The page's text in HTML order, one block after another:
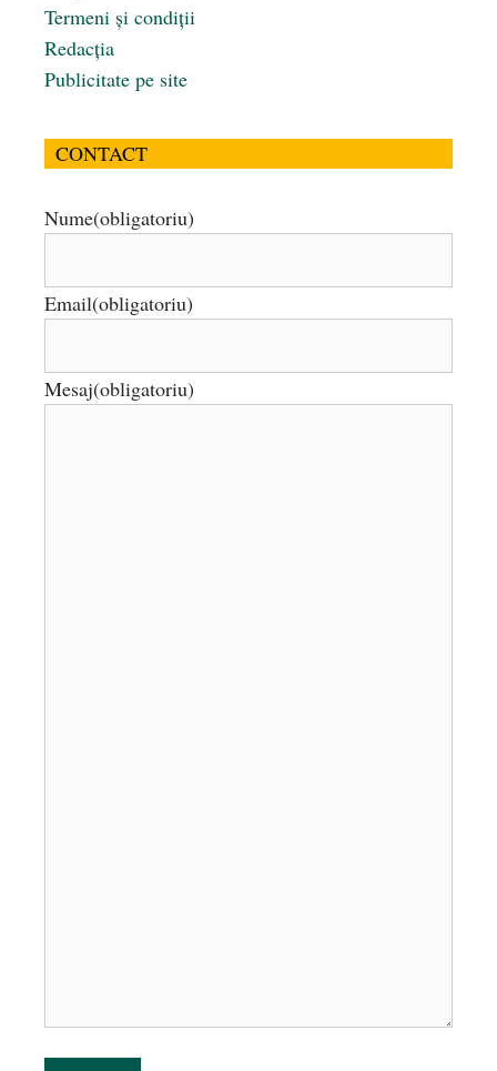
Termeni și condiții
Redacția
Publicitate pe site
CONTACT
Nume(obligatoriu)
Email(obligatoriu)
Mesaj(obligatoriu)